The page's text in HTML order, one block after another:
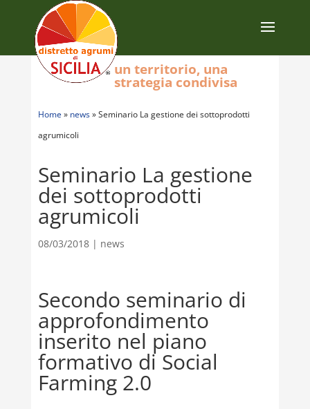
Home » news»Seminario La gestione dei sottoprodotti
agrumicoli
Seminario La gestione
dei sottoprodotti
agrumicoli
08/03/2018| news
Secondo seminario di
approfondimento
inserito nel piano
formativo di Social
Farming 2.0
un territorio, una
strategia condivisa